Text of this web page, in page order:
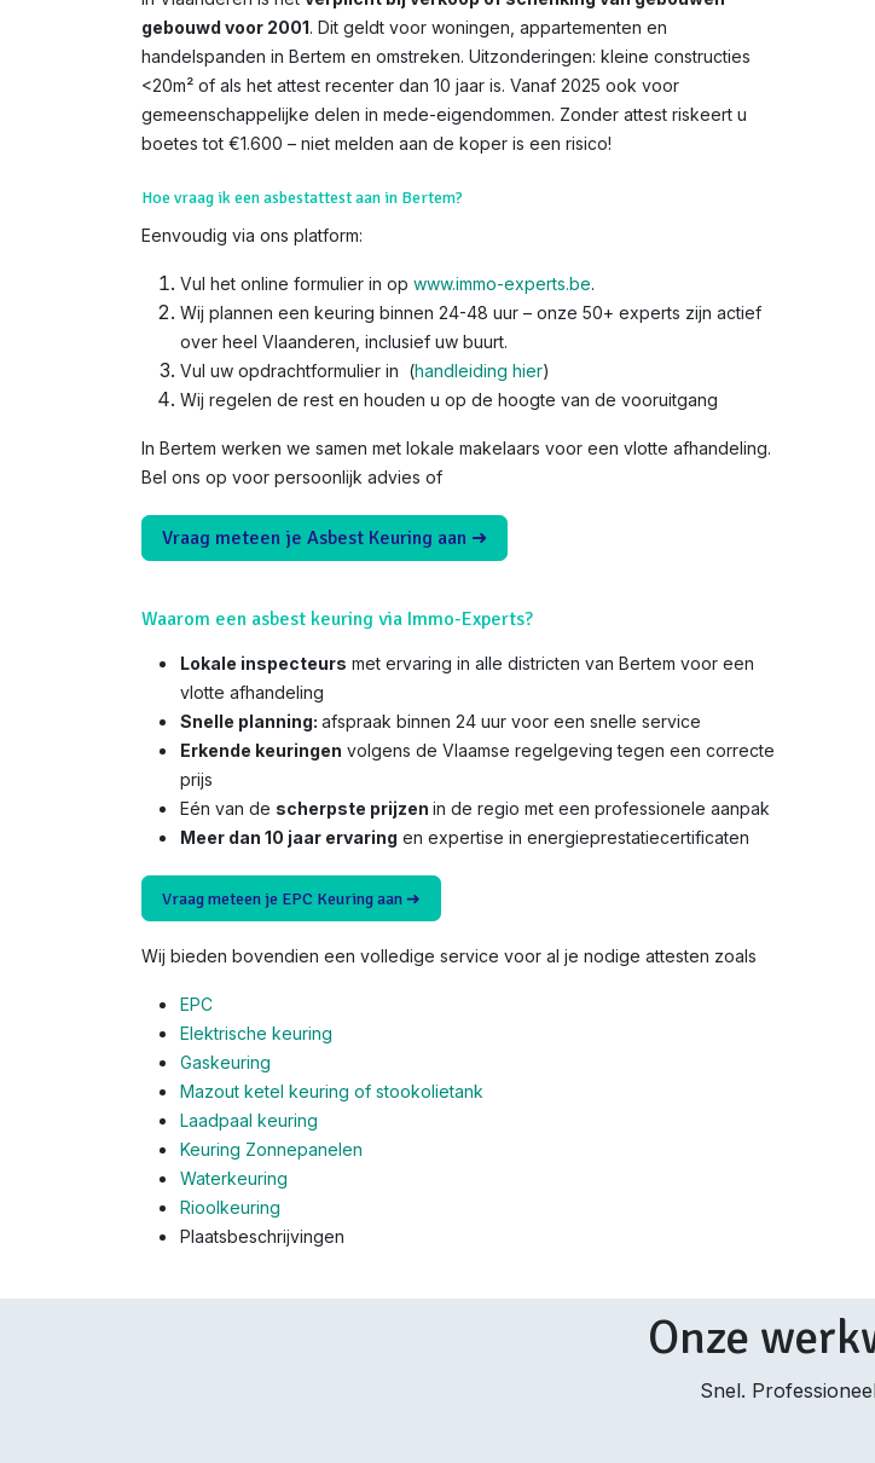
gebouwd voor 2001. Dit geldt voor woningen, appartementen en
handelspanden in Bertem en omstreken. Uitzonderingen: kleine constructies
<20m² of als het attest recenter dan 10 jaar is. Vanaf 2025 ook voor
gemeenschappelijke delen in mede-eigendommen. Zonder attest riskeert u
boetes tot €1.600 – niet melden aan de koper is een risico!​
Hoe vraag ik een asbestattest aan in Bertem?
Eenvoudig via ons platform:
Vul het online formulier in op www.immo-experts.be.
Wij plannen een keuring binnen 24-48 uur – onze 50+ experts zijn actief
over heel Vlaanderen, inclusief uw buurt.
Vul uw opdrachtformulier in (handleiding hier)
Wij regelen de rest en houden u op de hoogte van de vooruitgang
In Bertem werken we samen met lokale makelaars voor een vlotte afhandeling.
Bel ons op voor persoonlijk advies of
Vraag meteen je Asbest Keuring aan ➜
Waarom een asbest keuring via Immo-Experts?
Lokale inspecteurs met ervaring in alle districten van Bertem voor een
vlotte afhandeling
Snelle planning: afspraak binnen 24 uur voor een snelle service
Erkende keuringen volgens de Vlaamse regelgeving tegen een correcte
prijs
Eén van de scherpste prijzen in de regio met een professionele aanpak
Meer dan 10 jaar ervaring en expertise in energieprestatiecertificaten
Vraag meteen je EPC Keuring aan ➜
Wij bieden bovendien een volledige service voor al je nodige attesten zoals
EPC
Elektrische keuring
Gaskeuring
Mazout ketel keuring of stookolietank
Laadpaal keuring
Keuring Zonnepanelen
Waterkeuring
Rioolkeuring
Plaatsbeschrijvingen
Onze
Snel.